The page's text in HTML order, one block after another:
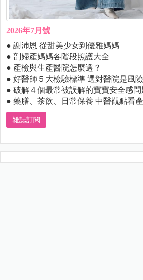
2026年7月號
● 謝沛恩 從甜美少女到優雅媽媽
● 剖婦產媽媽各階段照護大全
● 產檢與生產醫院怎麼選？
● 好醫師５大檢驗標準 選對醫院是風
● 破解４個最常被誤解的寶寶安全感問
● 藥膳、茶飲、日常保養 中醫觀點看
雜誌訂閱